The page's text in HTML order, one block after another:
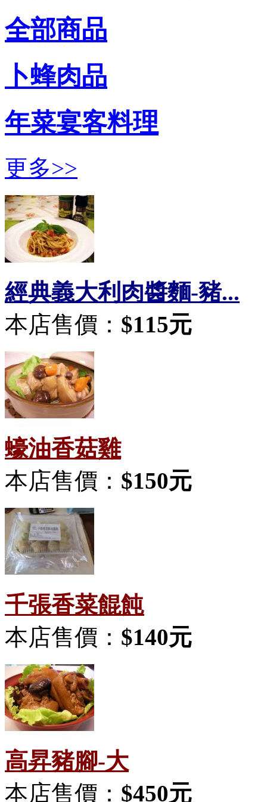
全部商品
卜蜂肉品
年菜宴客料理
更多>>
經典義大利肉醬麵-豬...
本店售價： $115元
蠔油香菇雞
本店售價： $150元
千張香菜餛飩
本店售價： $140元
高昇豬腳-大
本店售價： $450元